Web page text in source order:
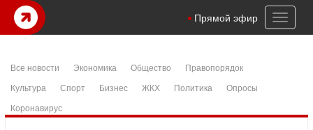
Toggle
Прямой эфир
Все новости Экономика Общество
Правопорядок
Культура
Спорт Бизнес ЖКХ Политика
Опросы
Коронавирус